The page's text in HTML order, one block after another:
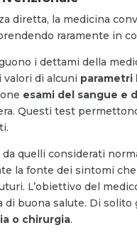
diretta, la medicina
raramente in
i dettami della
valori di alcuni parametri
esami del sangue e
Questi test
quelli considerati
la fonte dei sintomi
L’obiettivo del
buona salute. Di
o chirurgia.